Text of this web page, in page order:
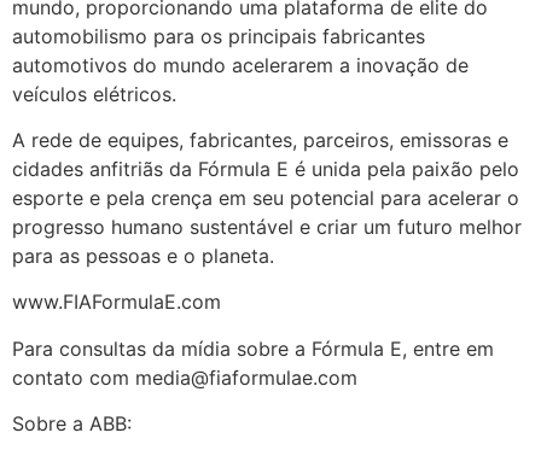
mundo, proporcionando uma plataforma de elite do
automobilismo para os principais fabricantes
automotivos do mundo acelerarem a inovação de
veículos elétricos.
A rede de equipes, fabricantes, parceiros, emissoras e
cidades anfitriãs da Fórmula E é unida pela paixão pelo
esporte e pela crença em seu potencial para acelerar o
progresso humano sustentável e criar um futuro melhor
para as pessoas e o planeta.
www.FIAFormulaE.com
Para consultas da mídia sobre a Fórmula E, entre em
contato com media@fiaformulae.com
Sobre a ABB: